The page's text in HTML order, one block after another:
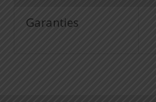
Garanties